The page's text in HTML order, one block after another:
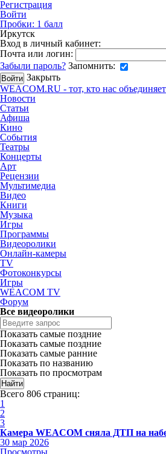
Регистрация
Войти
Пробки: 1 балл
Иркутск
Вход в личный кабинет:
Почта или логин:
Забыли пароль? Запомнить:
Закрыть
WEACOM.RU - тот, кто нас объединяет
Новости
Статьи
Афиша
Кино
События
Театры
Концерты
Арт
Рецензии
Мультимедиа
Видео
Книги
Музыка
Игры
Программы
Видеоролики
Онлайн-камеры
TV
Фотоконкурсы
Игры
WEACOM TV
Форум
Все видеоролики
Показать самые поздние
Показать самые поздние
Показать самые ранние
Показать по названию
Показать по просмотрам
Всего 806 страниц:
1
2
3
Камера WEACOM сняла ДТП на
30 мар 2026
Просмотры